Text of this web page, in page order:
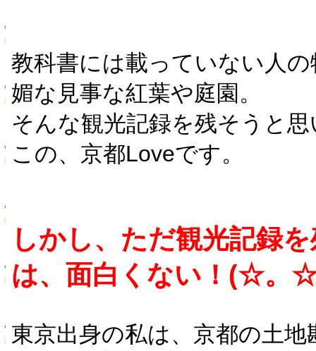
教科書には載っていない人
媚な見事な紅葉や庭園。
そんな観光記録を残そうと
この、京都Loveです。
しかし、ただ観光記録
は、面白くない！(☆。
東京出身の私は、京都の土